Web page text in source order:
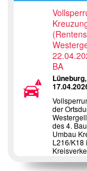
BA
Lüneburg,
der
des 4.
Umbau
L216/K18